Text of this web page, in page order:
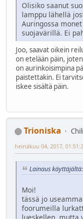
Olisiko saanut
lamppu lähellä
Auringossa
suojavärillä. Ei
Joo, saavat oikein
on etelään päin,
on aurinkoisimpina
paistettakin. Ei
iskee sisältä päin.
Trioniska
heinäkuu 04, 2017,
Lainaus
Moi!
tässä jo
foorumeilla
lueskellen, mutta